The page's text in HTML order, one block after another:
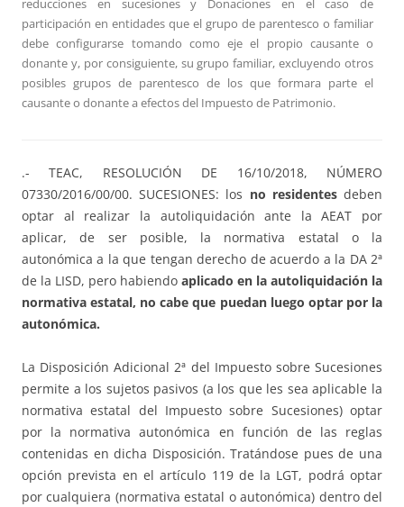
reducciones en sucesiones y Donaciones en el caso de
participación en entidades que el grupo de parentesco o familiar
debe configurarse tomando como eje el propio causante o
donante y, por consiguiente, su grupo familiar, excluyendo otros
posibles grupos de parentesco de los que formara parte el
causante o donante a efectos del Impuesto de Patrimonio.
.- TEAC, RESOLUCIÓN DE 16/10/2018, NÚMERO
07330/2016/00/00. SUCESIONES: los no residentesdeben
optar al realizar la autoliquidación ante la AEAT por
aplicar, de ser posible, la normativa estatal o la
autonómica a la que tengan derecho de acuerdo a la DA 2ª
de la LISD, pero habiendo aplicado en la autoliquidación la
normativa estatal, no cabe que puedan luego optar por la
autonómica.
La Disposición Adicional 2ª del Impuesto sobre Sucesiones
permite a los sujetos pasivos (a los que les sea aplicable la
normativa estatal del Impuesto sobre Sucesiones) optar
por la normativa autonómica en función de las reglas
contenidas en dicha Disposición. Tratándose pues de una
opción prevista en el artículo 119 de la LGT, podrá optar
por cualquiera (normativa estatal o autonómica) dentro del